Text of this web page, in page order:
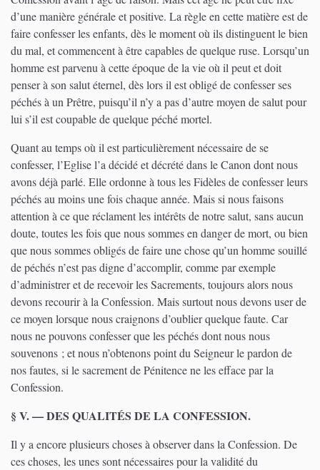
d’une manière générale et positive. La règle en cette matière est de
faire confesser les enfants, dès le moment où ils distinguent le bien
du mal, et commencent à être capables de quelque ruse. Lorsqu’un
homme est parvenu à cette époque de la vie où il peut et doit
penser à son salut éternel, dès lors il est obligé de confesser ses
péchés à un Prêtre, puisqu’il n’y a pas d’autre moyen de salut pour
lui s’il est coupable de quelque péché mortel.
Quant au temps où il est particulièrement nécessaire de se
confesser, l’Eglise l’a décidé et décrété dans le Canon dont nous
avons déjà parlé. Elle ordonne à tous les Fidèles de confesser leurs
péchés au moins une fois chaque année. Mais si nous faisons
attention à ce que réclament les intérêts de notre salut, sans aucun
doute, toutes les fois que nous sommes en danger de mort, ou bien
que nous sommes obligés de faire une chose qu’un homme souillé
de péchés n’est pas digne d’accomplir, comme par exemple
d’administrer et de recevoir les Sacrements, toujours alors nous
devons recourir à la Confession. Mais surtout nous devons user de
ce moyen lorsque nous craignons d’oublier quelque faute. Car
nous ne pouvons confesser que les péchés dont nous nous
souvenons ; et nous n’obtenons point du Seigneur le pardon de
nos fautes, si le sacrement de Pénitence ne les efface par la
Confession.
§ V. — DES QUALITÉS DE LA CONFESSION.
Il y a encore plusieurs choses à observer dans la Confession. De
ces choses, les unes sont nécessaires pour la validité du